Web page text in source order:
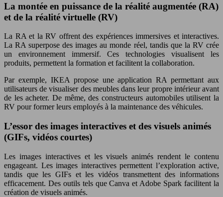
La montée en puissance de la réalité augmentée (RA)
et de la réalité virtuelle (RV)
La RA et la RV offrent des expériences immersives et interactives.
La RA superpose des images au monde réel, tandis que la RV crée
un environnement immersif. Ces technologies visualisent les
produits, permettent la formation et facilitent la collaboration.
Par exemple, IKEA propose une application RA permettant aux
utilisateurs de visualiser des meubles dans leur propre intérieur avant
de les acheter. De même, des constructeurs automobiles utilisent la
RV pour former leurs employés à la maintenance des véhicules.
L’essor des images interactives et des visuels animés
(GIFs, vidéos courtes)
Les images interactives et les visuels animés rendent le contenu
engageant. Les images interactives permettent l’exploration active,
tandis que les GIFs et les vidéos transmettent des informations
efficacement. Des outils tels que Canva et Adobe Spark facilitent la
création de visuels animés.